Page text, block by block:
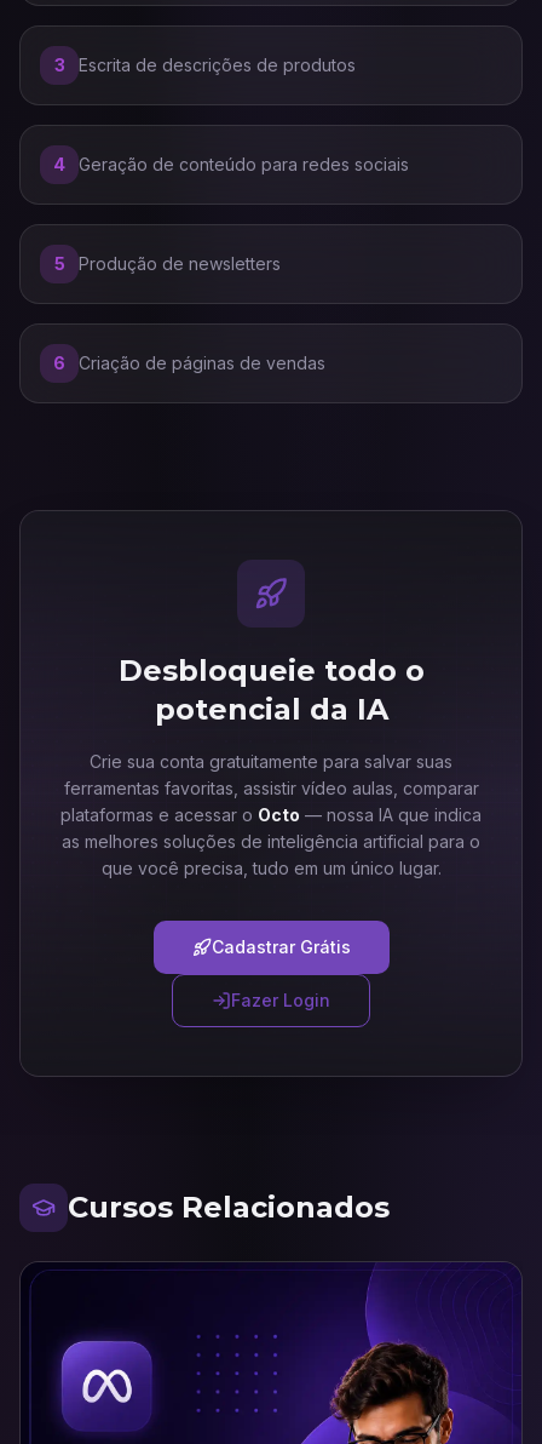
3 Escrita de descrições de produtos
4 Geração de conteúdo para redes sociais
5 Produção de newsletters
6 Criação de páginas de vendas
Desbloqueie todo o
potencial da IA
Crie sua conta gratuitamente para salvar suas
ferramentas favoritas, assistir vídeo aulas, comparar
plataformas e acessar o Octo — nossa IA que indica
as melhores soluções de inteligência artificial para o
que você precisa, tudo em um único lugar.
Cadastrar Grátis
Fazer Login
Cursos Relacionados